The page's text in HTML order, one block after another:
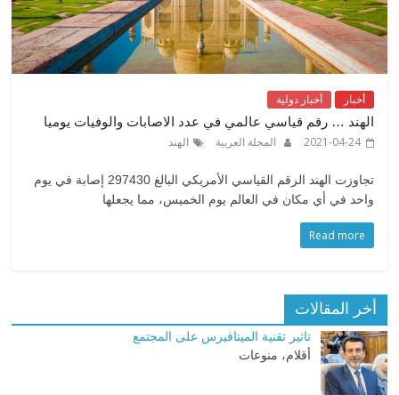
أخبار أخبار دولية
الهند … رقم قياسي عالمي في عدد الاصابات والوفيات يوميا
2021-04-24
المجلة العربية الهند
تجاوزت الهند الرقم القياسي الأمريكي البالغ 297430 إصابة في يوم
واحد في أي مكان في العالم يوم الخميس، مما يجعلها
Read more
أخر المقالات
تاثير تقنية الميتافيرس على المجتمع
أقلام، منوعات